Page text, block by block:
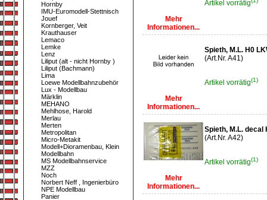
Hornby
IMU-Euromodell-Stettnisch
Jouef
Kornberger, Veit
Krauthauser
Lemaco
Lemke
Lenz
Liliput (alt - nicht Hornby )
Liliput (Bachmann)
Lima
Loewe Modellbahnzubehör
Lux - Modellbau
Märklin
MEHANO
Mehlhose, Harold
Merlau
Merten
Metropolitan
Micro-Metakit
Modell+Dioramenbau, Klein
Modellbahn
MS Modellbahnservice
MZZ
Noch
Norbert Neff , Ingenierbüro
NPE Modellbau
Panier
Mehr
Informationen...
Artikel vorrätig
Mehr
Informationen...
Spieth, M.L. H0
(Art.Nr. A41)
Artikel vorrätig(1)
Mehr
Informationen...
Spieth, M.L.
(Art.Nr. A42)
Artikel vorrätig(1)